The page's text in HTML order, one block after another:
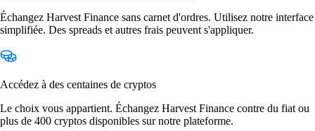
Échangez Harvest Finance sans carnet d'ordres. Utilisez notre interface
simplifiée. Des spreads et autres frais peuvent s'appliquer.
Accédez à des centaines de cryptos
Le choix vous appartient. Échangez Harvest Finance contre du fiat ou
plus de 400 cryptos disponibles sur notre plateforme.